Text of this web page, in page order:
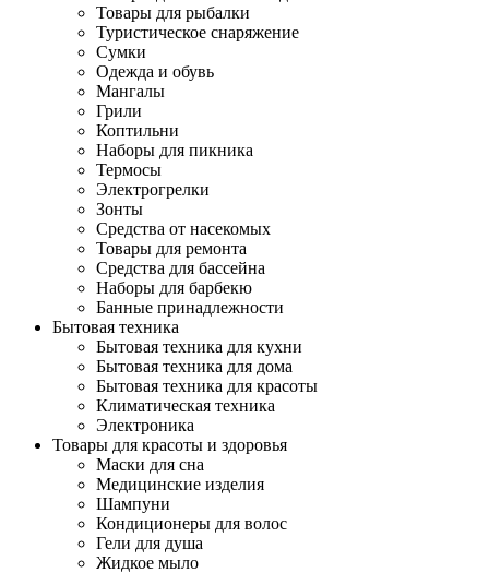
Товары для рыбалки
Туристическое снаряжение
Сумки
Одежда и обувь
Мангалы
Грили
Коптильни
Наборы для пикника
Термосы
Электрогрелки
Зонты
Средства от насекомых
Товары для ремонта
Средства для бассейна
Наборы для барбекю
Банные принадлежности
Бытовая техника
Бытовая техника для кухни
Бытовая техника для дома
Бытовая техника для красоты
Климатическая техника
Электроника
Товары для красоты и здоровья
Маски для сна
Медицинские изделия
Шампуни
Кондиционеры для волос
Гели для душа
Жидкое мыло